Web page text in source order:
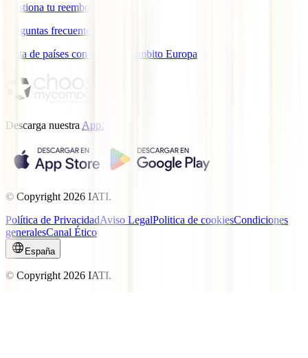
Gestiona tu reembolso
Preguntas frecuentes
Lista de países con cobertura ámbito Europa
Descarga nuestra App.
© Copyright 2026 IATI.
Política de PrivacidadAviso LegalPolitica de cookiesCondiciones
generalesCanal Ético
España
© Copyright 2026 IATI.